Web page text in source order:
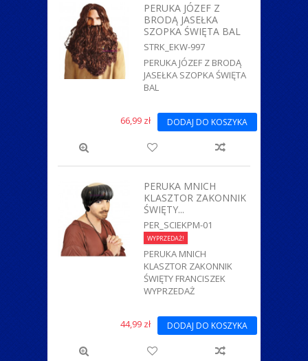
PERUKA JÓZEF Z
BRODĄ JASEŁKA
SZOPKA ŚWIĘTA BAL
STRK_EKW-997
PERUKA JÓZEF Z BRODĄ
JASEŁKA SZOPKA ŚWIĘTA
BAL
66,99 zł DODAJ DO KOSZYKA
PERUKA MNICH
KLASZTOR ZAKONNIK
ŚWIĘTY...
PER_SCIEKPM-01
WYPRZEDAŻ!
PERUKA MNICH
KLASZTOR ZAKONNIK
ŚWIĘTY FRANCISZEK
WYPRZEDAŻ
44,99 zł DODAJ DO KOSZYKA